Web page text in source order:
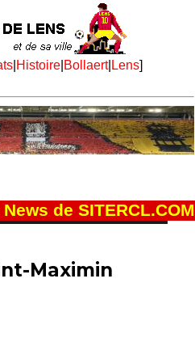
| Histoire| Bollaert| Lens]
de SITERCL.COM
Maximin